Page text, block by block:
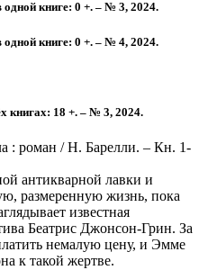
книге: 0 +. – № 3, 2024.
книге: 0 +. – № 4, 2024.
книгах: 18 +. – № 3, 2024.
: роман / Н. Барелли. – Кн. 1-
антикварной лавки и
размеренную жизнь, пока
известная
Беатрис Джонсон-Грин. За
немалую цену, и Эмме
к такой жертве.